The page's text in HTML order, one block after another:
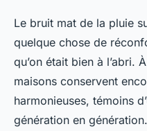
Le bruit mat de la pluie
quelque chose de
qu’on était bien à l’abri.
maisons conservent
harmonieuses, témoins
génération en